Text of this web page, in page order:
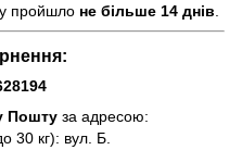
пройшло не більше 14 днів
Пошту за адресою:
30 кг): вул. Б.